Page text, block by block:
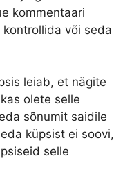
kommentaari
või seda
leiab, et nägite
olete selle
sõnumit saidile
küpsist ei soovi,
selle